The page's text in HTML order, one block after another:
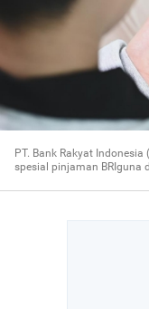
PT. Bank Rakyat
spesial pinjaman BRIguna